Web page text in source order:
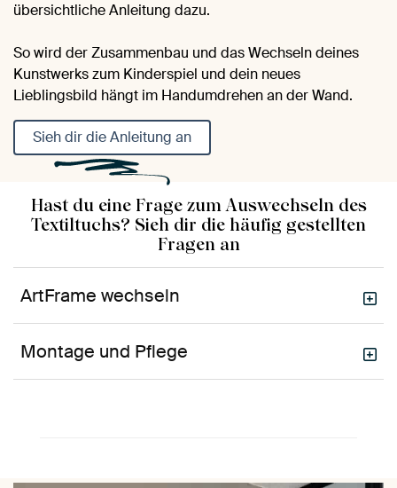
übersichtliche Anleitung dazu.
So wird der Zusammenbau und das Wechseln deines
Kunstwerks zum Kinderspiel und dein neues
Lieblingsbild hängt im Handumdrehen an der Wand.
Sieh dir die Anleitung an
Hast du eine Frage zum Auswechseln des
Textiltuchs? Sieh dir die häufig gestellten
Fragen an
ArtFrame wechseln
Montage und Pflege